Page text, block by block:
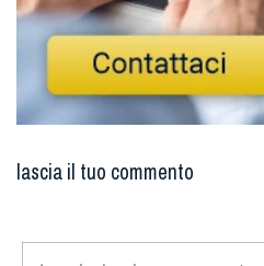
lascia il tuo commento